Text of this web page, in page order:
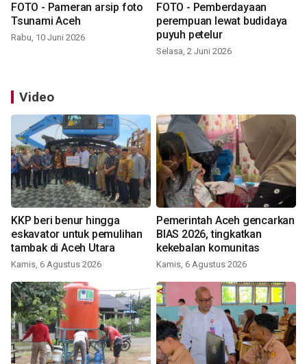
FOTO - Pameran arsip foto
Tsunami Aceh
Rabu, 10 Juni 2026
FOTO - Pemberdayaan
perempuan lewat budidaya
puyuh petelur
Selasa, 2 Juni 2026
Video
KKP beri benur hingga
eskavator untuk pemulihan
tambak di Aceh Utara
Kamis, 6 Agustus 2026
Pemerintah Aceh gencarkan
BIAS 2026, tingkatkan
kekebalan komunitas
Kamis, 6 Agustus 2026